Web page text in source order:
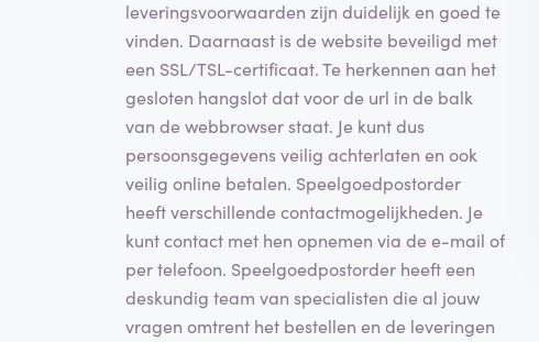
leveringsvoorwaarden zijn duidelijk en goed te
vinden. Daarnaast is de website beveiligd met
een SSL/TSL-certificaat. Te herkennen aan het
gesloten hangslot dat voor de url in de balk
van de webbrowser staat. Je kunt dus
persoonsgegevens veilig achterlaten en ook
veilig online betalen. Speelgoedpostorder
heeft verschillende contactmogelijkheden. Je
kunt contact met hen opnemen via de e-mail of
per telefoon. Speelgoedpostorder heeft een
deskundig team van specialisten die al jouw
vragen omtrent het bestellen en de leveringen